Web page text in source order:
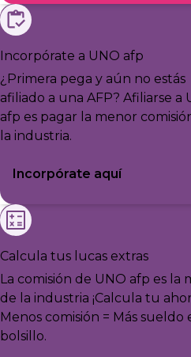
Incorpórate a UNO afp
¿Primera pega y aún no estás
afiliado a una AFP? Afiliarse a
afp es pagar la menor
la industria.
Incorpórate aquí
Calcula tus lucas extras
La comisión de UNO afp es la
de la industria ¡Calcula tu
Menos comisión = Más sueldo
bolsillo.